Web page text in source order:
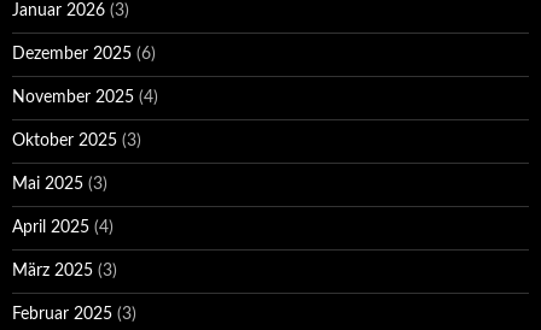
Januar 2026 (3)
Dezember 2025 (6)
November 2025 (4)
Oktober 2025 (3)
Mai 2025 (3)
April 2025 (4)
März 2025 (3)
Februar 2025 (3)